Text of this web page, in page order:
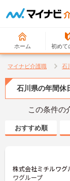
ホーム 初めて
マイナビ介護職 石
石川県の年間休
この条件の
おすすめ順
株式会社ミチルワグ
ワグループ